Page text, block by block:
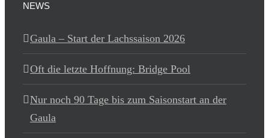
NEWS
Gaula – Start der Lachssaison 2026
Oft die letzte Hoffnung: Bridge Pool
Nur noch 90 Tage bis zum Saisonstart an der
Gaula